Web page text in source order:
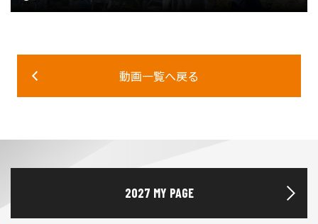
動画一覧へ戻る
2027 MY PAGE